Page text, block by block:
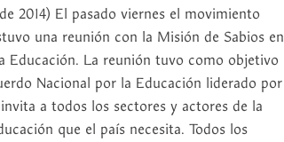
2014) El pasado viernes el movimiento
una reunión con la Misión de Sabios en
Educación. La reunión tuvo como objetivo
Nacional por la Educación liderado por
a todos los sectores y actores de la
que el país necesita. Todos los